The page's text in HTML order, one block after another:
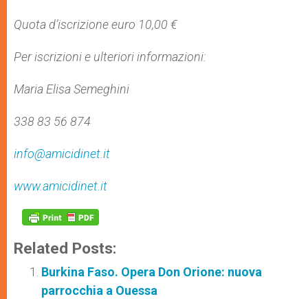
Quota d’iscrizione euro 10,00 €
Per iscrizioni e ulteriori informazioni:
Maria Elisa Semeghini
338 83 56 874
info@amicidinet.it
www.amicidinet.it
Related Posts:
Burkina Faso. Opera Don Orione: nuova
parrocchia a Ouessa